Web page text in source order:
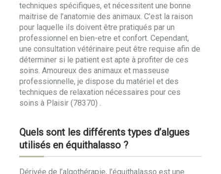
techniques spécifiques, et nécessitent une bonne
maitrise de l’anatomie des animaux. C’est la raison
pour laquelle ils doivent être pratiqués par un
professionnel en bien-etre et confort. Cependant,
une consultation vétérinaire peut être requise afin de
déterminer si le patient est apte à profiter de ces
soins. Amoureux des animaux et masseuse
professionnelle, je dispose du matériel et des
techniques de relaxation nécessaires pour ces
soins à Plaisir (78370) .
Quels sont les différents types d’algues
utilisés en équithalasso ?
Dérivée de l’algothérapie, l’équithalasso est une